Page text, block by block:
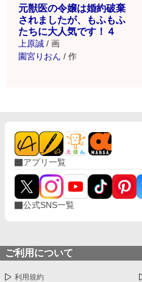
元獣医の令嬢は婚約破棄
されましたが、もふもふ
たちに大人気です！４
上原誠 / 画
園宮りおん / 作
アプリ一覧
公式SNS一覧
ご利用について
利用規約